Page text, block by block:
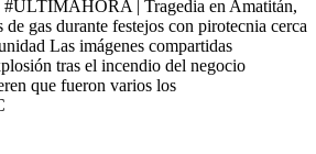
| Tragedia en Amatitán,
gas durante festejos con pirotecnia cerca
Las imágenes compartidas
tras el incendio del negocio
que fueron varios los